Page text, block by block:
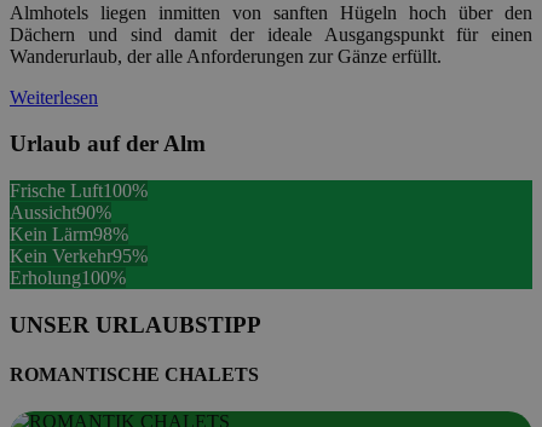
Almhotels liegen inmitten von sanften Hügeln hoch über den
Dächern und sind damit der ideale Ausgangspunkt für einen
Wanderurlaub, der alle Anforderungen zur Gänze erfüllt.
Weiterlesen
Urlaub auf der Alm
Frische Luft100%
Aussicht90%
Kein Lärm98%
Kein Verkehr95%
Erholung100%
UNSER URLAUBSTIPP
ROMANTISCHE CHALETS